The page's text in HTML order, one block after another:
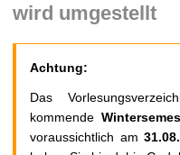
f
e
n
wird umgestellt
Achtung:
Das
kommende
voraussichtlich am